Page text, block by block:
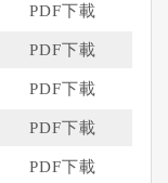
PDF下載
PDF下載
PDF下載
PDF下載
PDF下載